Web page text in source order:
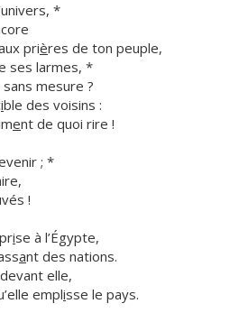
*
prières de ton peuple,
ses larmes, *
mesure ?
ible des voisins :
ent de quoi rire !
; *
!
ise à l’Égypte,
ant des nations.
elle,
emplisse le pays.